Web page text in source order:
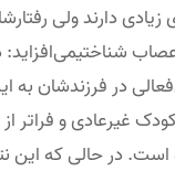
دارند ولی
شناختیمی‌افزاید:
در فرزندشان به
غیرعادی و فراتر
است. در حالی که